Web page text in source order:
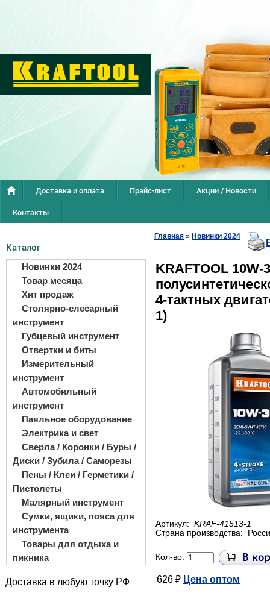
Доставка и оплата Прайс-лист
Акции / Новости
Контакты
Каталог
Новинки 2024
Товар месяца
Хит продаж
Столярно-слесарный
инструмент
Губцевый инструмент
Отвертки и биты
Измерительный
инструмент
Автомобильный
инструмент
Паяльное оборудование
Электрика и свет
Сверла / Коронки / Буры /
Диски / Зубила / Саморезы
Пены / Клеи / Герметики /
Пистолеты
Малярный инструмент
Сумки, ящики, пояса для
инструмента
Товары для отдыха и
пикника
Доставка в любую точку РФ
Главная » Новинки 2024
KRAFTOOL 10W-
4-тактных
1)
Артикул: KRAF-41513-1
Страна производства:
Кол-во:
626 ₽ Цена оптом